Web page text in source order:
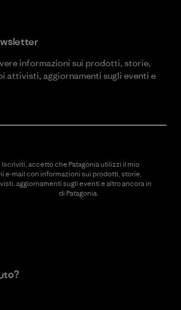
informazioni sui prodotti, storie,
attivisti, aggiornamenti sugli eventi e
accetto che Patagonia utilizzi il mio
e-mail con informazioni sui prodotti, storie,
aggiornamenti sugli eventi e altro ancora in
di Patagonia.